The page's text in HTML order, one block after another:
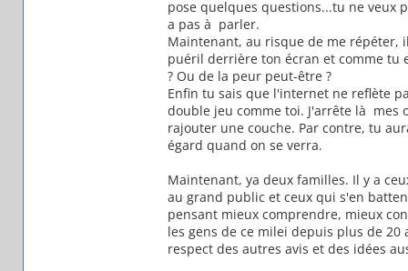
pose quelques questions...tu ne veux
a pas à parler.
Maintenant, au risque de me répéter,
puéril derrière ton écran et comme tu
? Ou de la peur peut-être ?
Enfin tu sais que l'internet ne reflète
double jeu comme toi. J'arrête là mes
rajouter une couche. Par contre, tu
égard quand on se verra.
Maintenant, ya deux familles. Il y a
au grand public et ceux qui s'en
pensant mieux comprendre, mieux
les gens de ce milei depuis plus de
respect des autres avis et des idées